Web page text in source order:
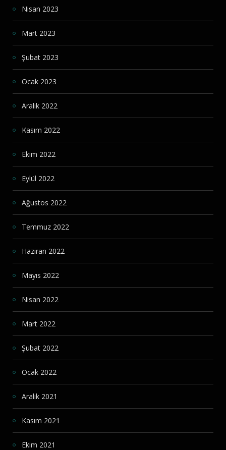
Nisan 2023
Mart 2023
Şubat 2023
Ocak 2023
Aralık 2022
Kasım 2022
Ekim 2022
Eylül 2022
Ağustos 2022
Temmuz 2022
Haziran 2022
Mayıs 2022
Nisan 2022
Mart 2022
Şubat 2022
Ocak 2022
Aralık 2021
Kasım 2021
Ekim 2021